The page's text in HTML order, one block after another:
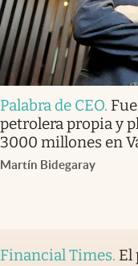
Palabra de CEO.
petrolera propia y
3000 millones en
Martín Bidegaray
Financial Times. El